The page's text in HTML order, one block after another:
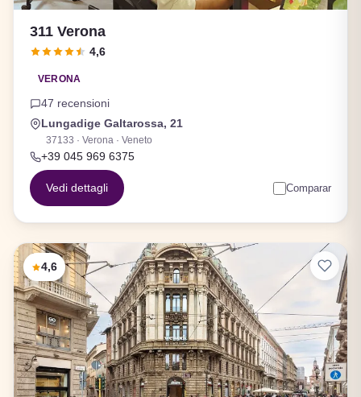
311 Verona
4,6
VERONA
47 recensioni
Lungadige Galtarossa, 21
37133 · Verona · Veneto
+39 045 969 6375
Vedi dettagli Comparar
4,6